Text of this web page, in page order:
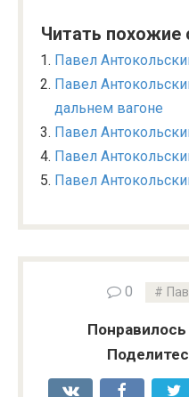
Читать похожие
Павел
Павел
дальнем вагоне
Павел
Павел
Павел
0